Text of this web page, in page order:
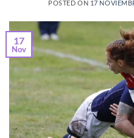
POSTED ON 17
17
Nov